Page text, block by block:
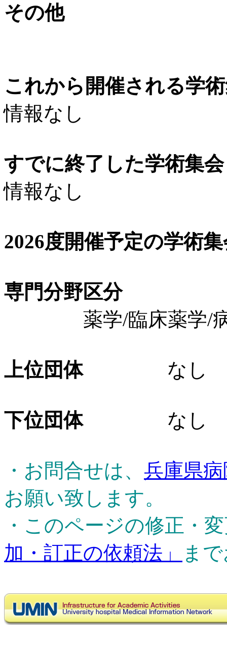
その他
これから開催される学
情報なし
すでに終了した学術集
情報なし
2026度開催予定の学術
専門分野区分
薬学/臨床薬学/病
上位団体なし
下位団体なし
・お問合せは、 兵庫県
お願い致します。
・このページの修正・
加・訂正の依頼法」
ま